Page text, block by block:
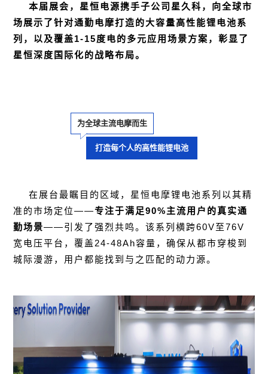
本届展会，星恒电源携手子公司星久科，向全球市
场展示了针对通勤电摩打造的大容量高性能锂电池系
列，以及覆盖1-15度电的多元应用场景方案，彰显了
星恒深度国际化的战略布局。
为全球主流电摩而生
打造每个人的高性能锂电池
在展台最瞩目的区域，星恒电摩锂电池系列以其精
准的市场定位——专注于满足90%主流用户的真实通
勤场景——引发了强烈共鸣。该系列横跨60V至76V
宽电压平台，覆盖24-48Ah容量，确保从都市穿梭到
城际漫游，用户都能找到与之匹配的动力源。